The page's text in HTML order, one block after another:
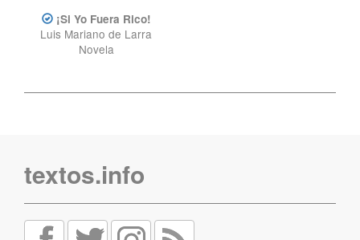
¡Si Yo Fuera Rico!
Luis Mariano de Larra
Novela
textos.info